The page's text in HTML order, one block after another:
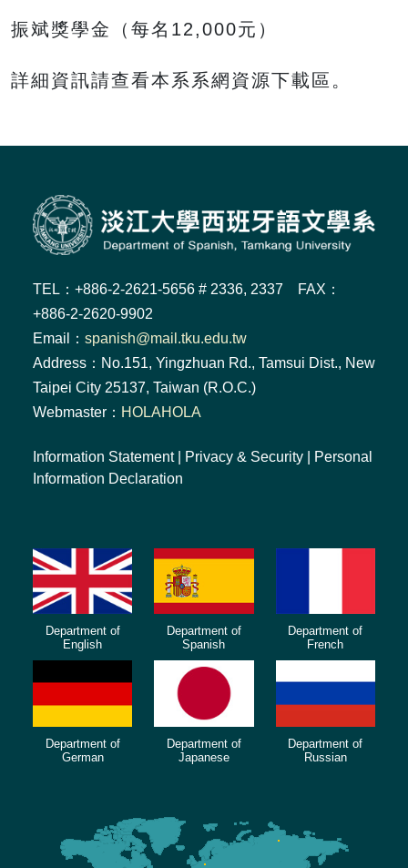
振斌獎學金（每名12,000元）
詳細資訊請查看本系系網資源下載區。
TEL：+886-2-2621-5656 # 2336, 2337 FAX：
+886-2-2620-9902
Email： spanish@mail.tku.edu.tw
Address：No.151, Yingzhuan Rd., Tamsui Dist., New
Taipei City 25137, Taiwan (R.O.C.)
Webmaster： HOLAHOLA
Information Statement| Privacy & Security
Personal
Information Declaration
Department of
English
Department of
Spanish
Department of
French
Department of
German
Department of
Japanese
Department of
Russian